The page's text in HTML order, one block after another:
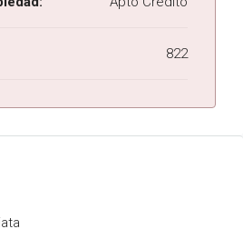
822